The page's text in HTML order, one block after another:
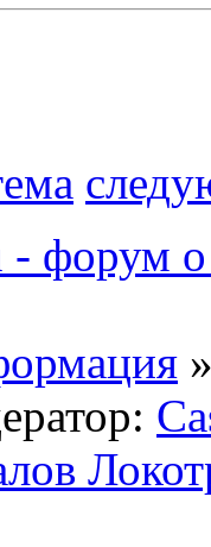
- форум